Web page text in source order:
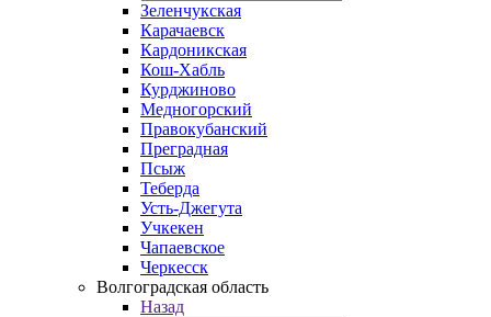
Зеленчукская
Карачаевск
Кардоникская
Кош-Хабль
Курджиново
Медногорский
Правокубанский
Преградная
Псыж
Теберда
Усть-Джегута
Учкекен
Чапаевское
Черкесск
Волгоградская область
Назад